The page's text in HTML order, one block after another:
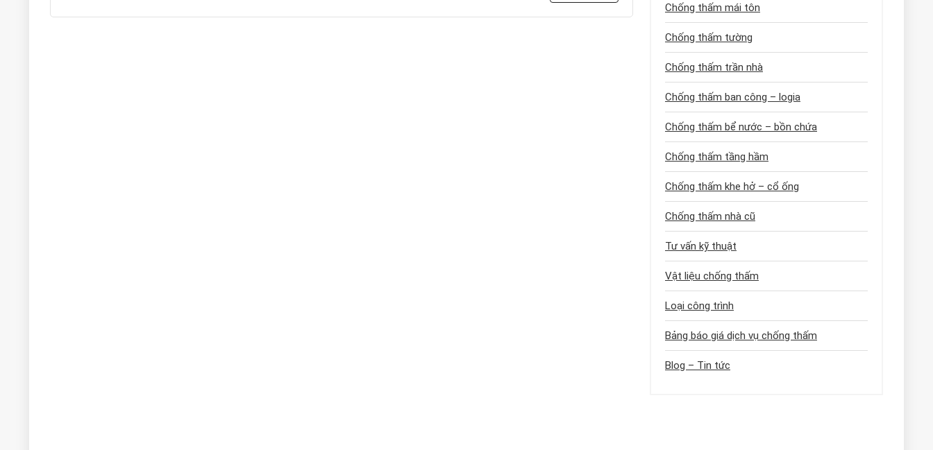
Chống thấm mái tôn
Chống thấm tường
Chống thấm trần nhà
Chống thấm ban công – logia
Chống thấm bể nước – bồn chứa
Chống thấm tầng hầm
Chống thấm khe hở – cổ ống
Chống thấm nhà cũ
Tư vấn kỹ thuật
Vật liệu chống thấm
Loại công trình
Bảng báo giá dịch vụ chống thấm
Blog – Tin tức